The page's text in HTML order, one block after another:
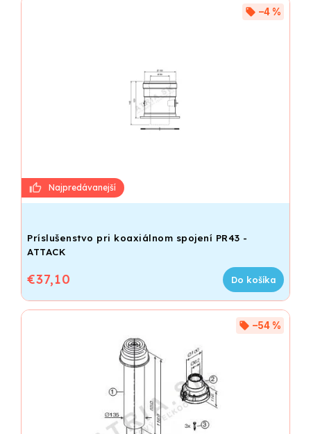
Príslušenstvo pri koaxiálnom spojení PR43 -
ATTACK
–4 %
€37,10 Do košíka
–54 %